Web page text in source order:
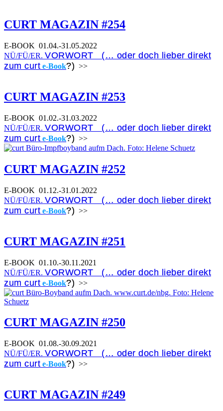
CURT MAGAZIN #254
E-BOOK 01.04.-31.05.2022
NÜ/FÜ/ER. VORWORT (… oder doch lieber direkt
zum curt e-Book?) >>
CURT MAGAZIN #253
E-BOOK 01.02.-31.03.2022
NÜ/FÜ/ER. VORWORT (… oder doch lieber direkt
zum curt e-Book?) >>
CURT MAGAZIN #252
E-BOOK 01.12.-31.01.2022
NÜ/FÜ/ER. VORWORT (… oder doch lieber direkt
zum curt e-Book?) >>
CURT MAGAZIN #251
E-BOOK 01.10.-30.11.2021
NÜ/FÜ/ER. VORWORT (… oder doch lieber direkt
zum curt e-Book?) >>
CURT MAGAZIN #250
E-BOOK 01.08.-30.09.2021
NÜ/FÜ/ER. VORWORT (… oder doch lieber direkt
zum curt e-Book?) >>
CURT MAGAZIN #249